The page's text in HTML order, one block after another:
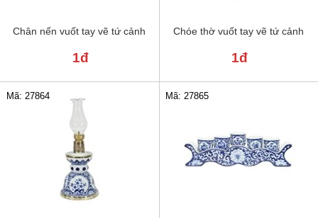
Chân nến vuốt tay vẽ tứ cảnh
1đ
Chóe thờ vuốt tay vẽ tứ cảnh
1đ
Mã: 27864 Mã: 27865